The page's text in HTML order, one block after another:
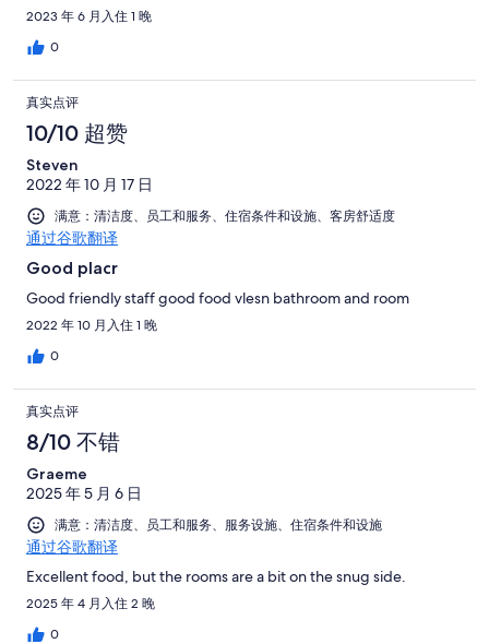
2023 年 6 月入住 1 晚
0
真实点评
10/10 超赞
Steven
2022 年 10 月 17 日
满意：清洁度、员工和服务、住宿条件和设施、客房舒适度
通过谷歌翻译
Good placr
Good friendly staff good food vlesn bathroom and room
2022 年 10 月入住 1 晚
0
真实点评
8/10 不错
Graeme
2025 年 5 月 6 日
满意：清洁度、员工和服务、服务设施、住宿条件和设施
通过谷歌翻译
Excellent food, but the rooms are a bit on the snug side.
2025 年 4 月入住 2 晚
0